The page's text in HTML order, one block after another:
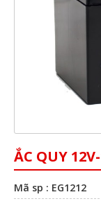
ẮC QUY
Mã sp : EG1212